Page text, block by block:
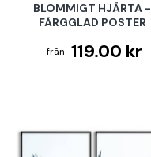
BLOMMIGT HJÄRTA -
FÄRGGLAD POSTER
119.00 kr